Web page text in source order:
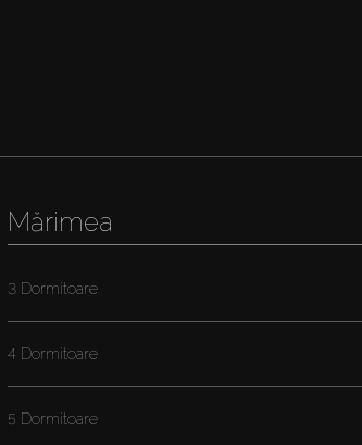
Mărimea
3 Dormitoare
4 Dormitoare
5 Dormitoare